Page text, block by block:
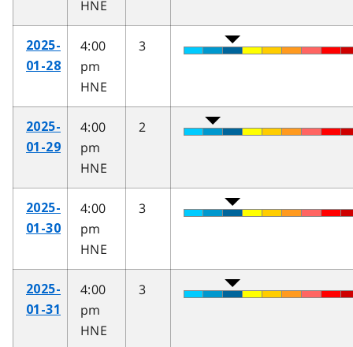
HNE
2025-
01-28
4:00
pm
HNE
3
2025-
01-29
4:00
pm
HNE
2
2025-
01-30
4:00
pm
HNE
3
2025-
01-31
4:00
pm
HNE
3